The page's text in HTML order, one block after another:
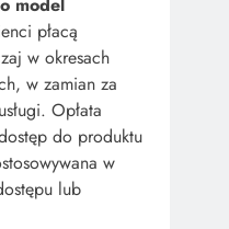
płacą
w okresach
w zamian za
Opłata
do produktu
w
lub